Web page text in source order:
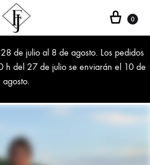
de julio al 8 de agosto. Los pedidos
h del 27 de julio se enviarán el 10 de
agosto.
Cesta
0